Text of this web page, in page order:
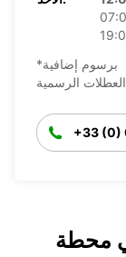
*برسوم إضافية
+33 (0)
محطة